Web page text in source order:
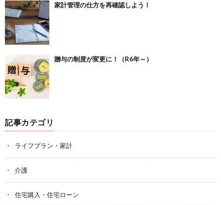
家計管理の仕方を再確認しよう！
贈与の制度が変更に！（R6年～）
記事カテゴリ
ライフプラン・家計
介護
住宅購入・住宅ローン